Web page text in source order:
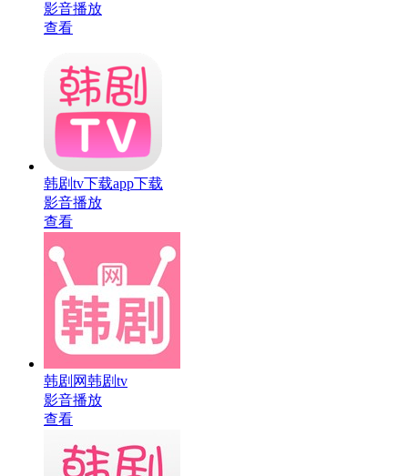
影音播放
查看
韩剧tv下载app下载
影音播放
查看
韩剧网韩剧tv
影音播放
查看